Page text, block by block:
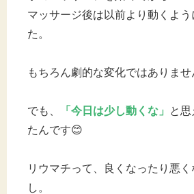
マッサージ後は以前より動くよ
た。
もちろん劇的な変化ではありませ
でも、 「今日は少し動くな」
と
たんです😊
リウマチって、良くなったり悪
し。